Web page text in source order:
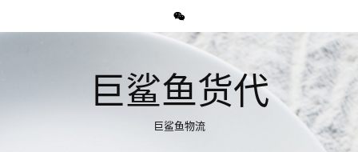
巨鲨鱼货代
巨鲨鱼物流